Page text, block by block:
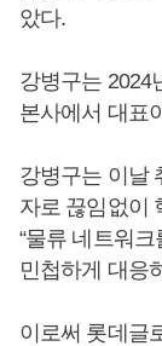
았다.
강병구는 2024
본사에서 대표
강병구는 이날
자로 끊임없이
“물류 네트워
민첩하게 대응
이로써 롯데글